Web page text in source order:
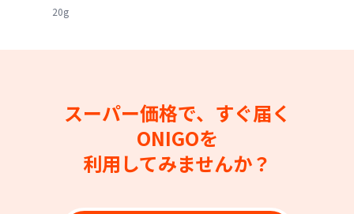
20g
スーパー価格で、すぐ届く
ONIGOを
利用してみませんか？